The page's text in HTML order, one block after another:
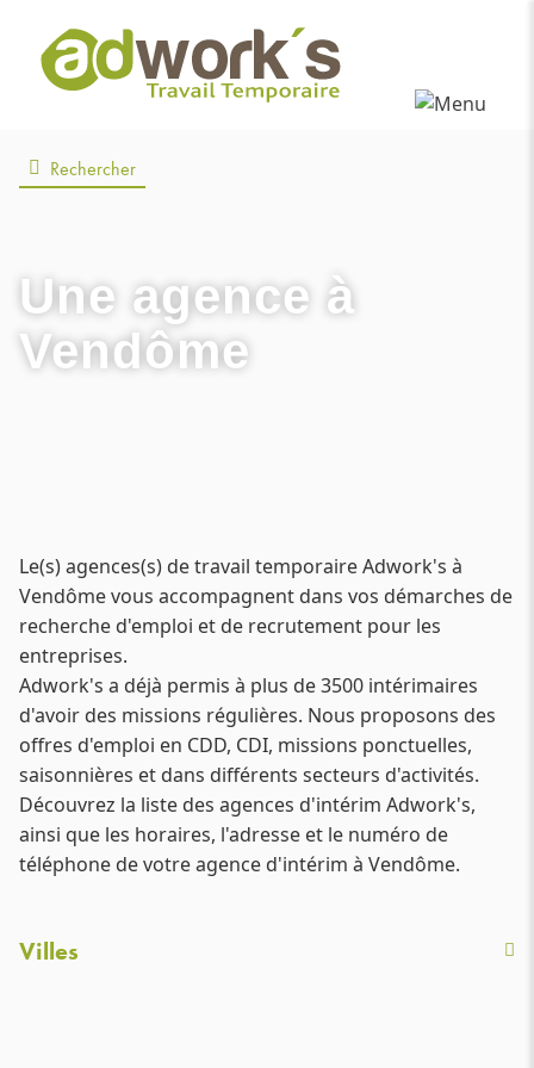
Rechercher
Une agence à
Vendôme
Le(s) agences(s) de travail temporaire Adwork's à
Vendôme vous accompagnent dans vos démarches de
recherche d'emploi et de recrutement pour les
entreprises.
Adwork's a déjà permis à plus de 3500 intérimaires
d'avoir des missions régulières. Nous proposons des
offres d'emploi en CDD, CDI, missions ponctuelles,
saisonnières et dans différents secteurs d'activités.
Découvrez la liste des agences d'intérim Adwork's,
ainsi que les horaires, l'adresse et le numéro de
téléphone de votre agence d'intérim à Vendôme.
Villes